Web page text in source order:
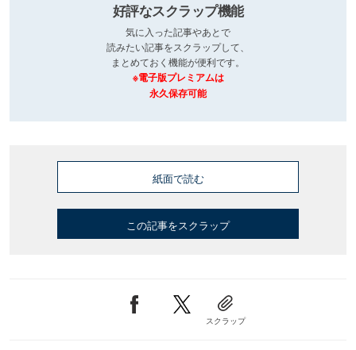
好評なスクラップ機能
気に入った記事やあとで
読みたい記事をスクラップして、
まとめておく機能が便利です。
※電子版プレミアムは
永久保存可能
紙面で読む
この記事をスクラップ
スクラップ